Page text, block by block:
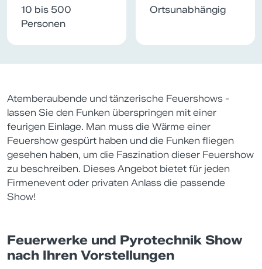
10 bis 500
Personen
Ortsunabhängig
Atemberaubende und tänzerische Feuershows -
lassen Sie den Funken überspringen mit einer
feurigen Einlage. Man muss die Wärme einer
Feuershow gespürt haben und die Funken fliegen
gesehen haben, um die Faszination dieser Feuershow
zu beschreiben. Dieses Angebot bietet für jeden
Firmenevent oder privaten Anlass die passende
Show!
Feuerwerke und Pyrotechnik Show
nach Ihren Vorstellungen